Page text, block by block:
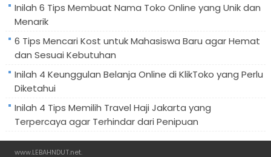
Inilah 6 Tips Membuat Nama Toko Online yang Unik dan
Menarik
6 Tips Mencari Kost untuk Mahasiswa Baru agar Hemat
dan Sesuai Kebutuhan
Inilah 4 Keunggulan Belanja Online di KlikToko yang Perlu
Diketahui
Inilah 4 Tips Memilih Travel Haji Jakarta yang
Terpercaya agar Terhindar dari Penipuan
www.LEBAHNDUT.net.